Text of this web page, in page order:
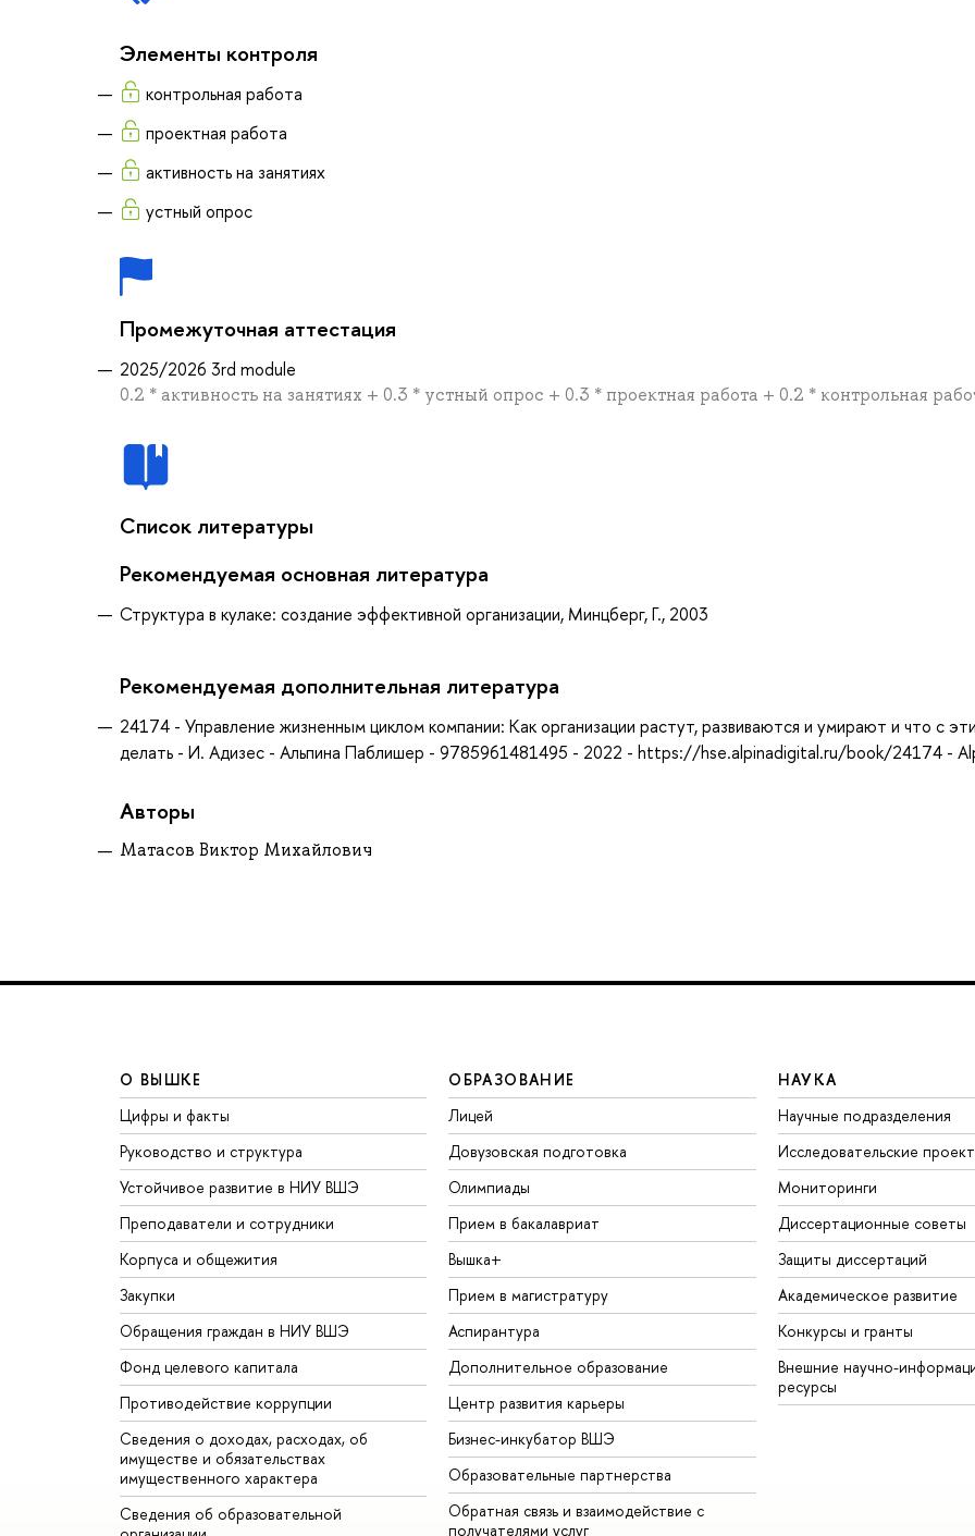
Элементы контроля
контрольная работа
проектная работа
активность на занятиях
устный опрос
Промежуточная аттестация
2025/2026 3rd module
0.2 * активность на занятиях + 0.3 * устный опрос + 0.3 * проектная работа + 0.2 * контрольная
Список литературы
Рекомендуемая основная литература
Структура в кулаке: создание эффективной организации, Минцберг, Г., 2003
Рекомендуемая дополнительная литература
24174 - Управление жизненным циклом компании: Как организации растут, развиваются и умирают и что с
делать - И. Адизес - Альпина Паблишер - 9785961481495 - 2022 - https://hse.alpinadigital.ru/book/24174 -
Авторы
Матасов Виктор Михайлович
О ВЫШКЕ
Цифры и факты
Руководство и структура
Устойчивое развитие в НИУ ВШЭ
Преподаватели и сотрудники
Корпуса и общежития
Закупки
Обращения граждан в НИУ ВШЭ
Фонд целевого капитала
Противодействие коррупции
Сведения о доходах, расходах, об
имуществе и обязательствах
имущественного характера
Сведения об образовательной
ОБРАЗОВАНИЕ
Лицей
Довузовская подготовка
Олимпиады
Прием в бакалавриат
Вышка+
Прием в магистратуру
Аспирантура
Дополнительное образование
Центр развития карьеры
Бизнес-инкубатор ВШЭ
Образовательные партнерства
Обратная связь и взаимодействие с
получателями услуг
НАУКА
Научные подразделения
Исследовательские
Мониторинги
Диссертационные советы
Защиты диссертаций
Академическое развитие
Конкурсы и гранты
Внешние научно-
ресурсы